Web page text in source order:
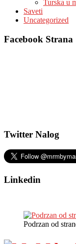
Turska u
Saveti
Uncategorized
Facebook Strana
Twitter Nalog
Linkedin
Podrzan od